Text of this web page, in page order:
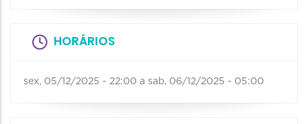
HORÁRIOS
sex, 05/12/2025 - 22:00 a sab, 06/12/2025 - 05:00